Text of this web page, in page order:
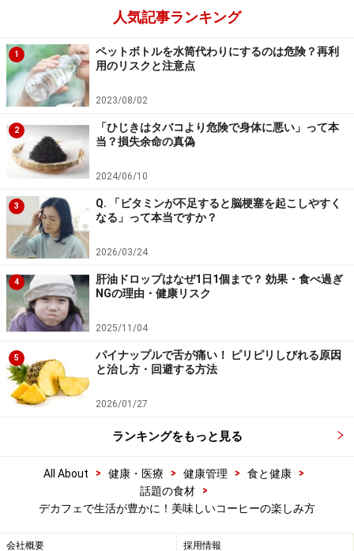
人気記事ランキング
1
ペットボトルを水筒代わりにするのは危険？再利
用のリスクと注意点
2023/08/02
2
「ひじきはタバコより危険で身体に悪い」って本
当？損失余命の真偽
2024/06/10
3
Q. 「ビタミンが不足すると脳梗塞を起こしやすく
なる」って本当ですか？
2026/03/24
4
肝油ドロップはなぜ1日1個まで？ 効果・食べ過ぎ
NGの理由・健康リスク
2025/11/04
5
パイナップルで舌が痛い！ ピリピリしびれる原因
と治し方・回避する方法
2026/01/27
ランキングをもっと見る
All About > 健康・医療 > 健康管理 > 食と健康
>
話題の食材
>
デカフェで生活が豊かに！美味しいコーヒーの楽しみ方
会社概要 採用情報